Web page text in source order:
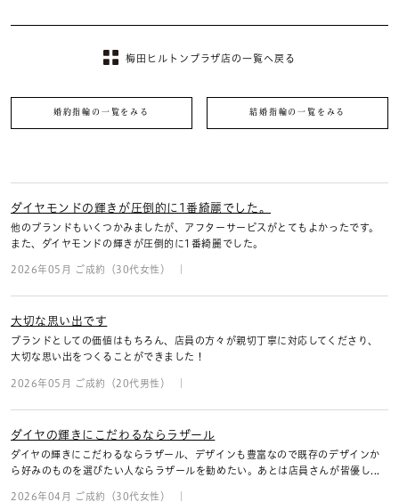
梅田ヒルトンプラザ店の一覧へ戻る
婚約指輪の一覧をみる 結婚指輪の一覧をみる
ダイヤモンドの輝きが圧倒的に1番綺麗でした。
他のブランドもいくつかみましたが、アフターサービスがとてもよかったです。
また、ダイヤモンドの輝きが圧倒的に1番綺麗でした。
2026年05月 ご成約（30代女性）
大切な思い出です
ブランドとしての価値はもちろん、店員の方々が親切丁寧に対応してくださり、
大切な思い出をつくることができました！
2026年05月 ご成約（20代男性）
ダイヤの輝きにこだわるならラザール
ダイヤの輝きにこだわるならラザール、デザインも豊富なので既存のデザインか
ら好みのものを選びたい人ならラザールを勧めたい。あとは店員さんが皆優し...
2026年04月 ご成約（30代女性）